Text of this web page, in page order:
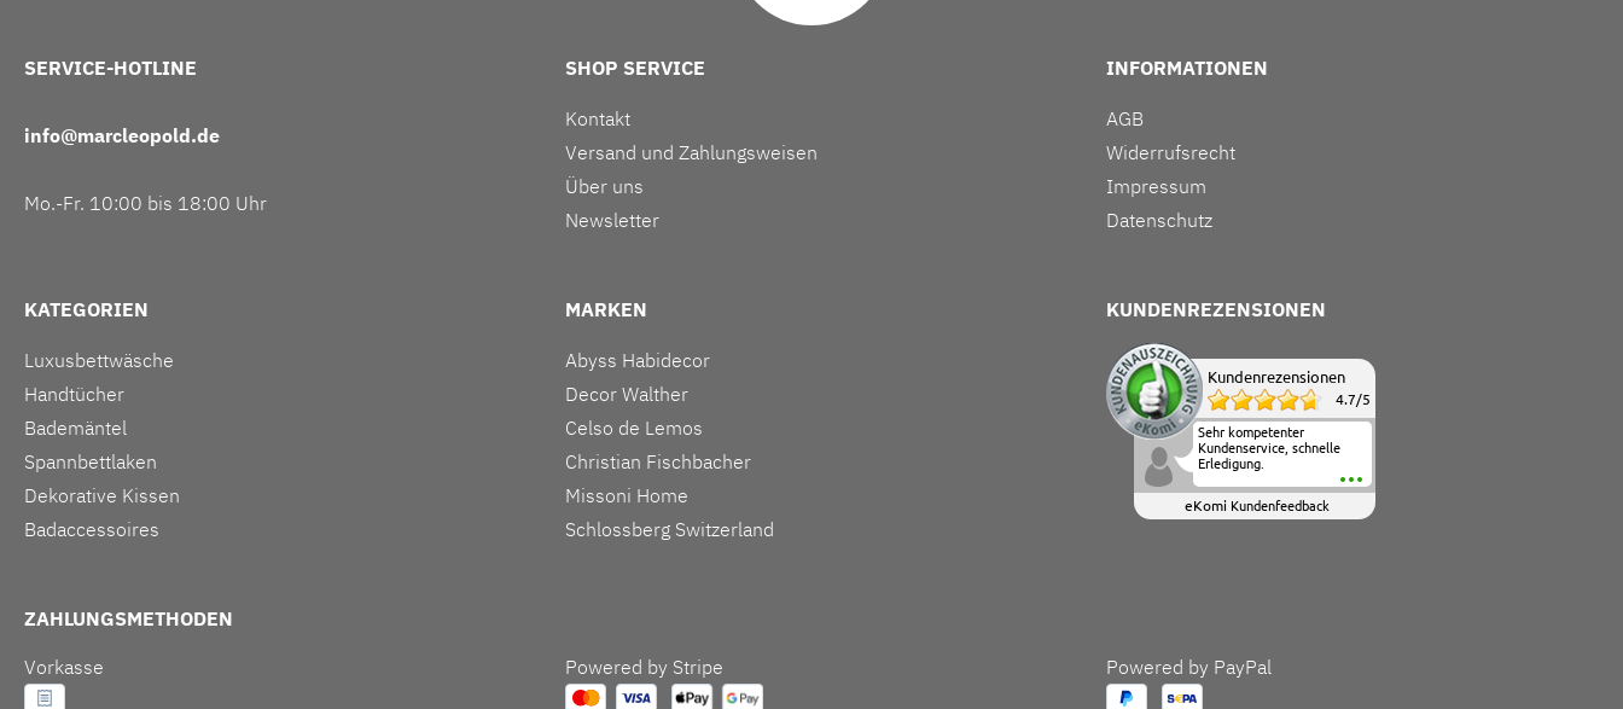
SERVICE-HOTLINE
info@marcleopold.de
Mo.-Fr. 10:00 bis 18:00 Uhr
SHOP SERVICE
Kontakt
Versand und Zahlungsweisen
Über uns
Newsletter
INFORMATIONEN
AGB
Widerrufsrecht
Impressum
Datenschutz
KATEGORIEN
Luxusbettwäsche
Handtücher
Bademäntel
Spannbettlaken
Dekorative Kissen
Badaccessoires
MARKEN
Abyss Habidecor
Decor Walther
Celso de Lemos
Christian Fischbacher
Missoni Home
Schlossberg Switzerland
KUNDENREZENSIONEN
Kundenrezensionen
4.7/5
Sehr kompetenter
Kundenservice, schnelle
Erledigung.
eKomi Kundenfeedback
ZAHLUNGSMETHODEN
Vorkasse
Powered by Stripe Powered by PayPal